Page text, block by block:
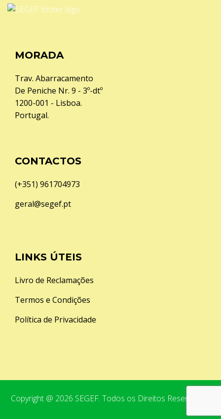
MORADA
Trav. Abarracamento
De Peniche Nr. 9 - 3º-dtº
1200-001 - Lisboa.
Portugal.
CONTACTOS
(+351) 961704973
geral@segef.pt
LINKS ÚTEIS
Livro de Reclamações
Termos e Condições
Política de Privacidade
Copyright @ 2026 SEGEF. Todos os Direitos Reservados.